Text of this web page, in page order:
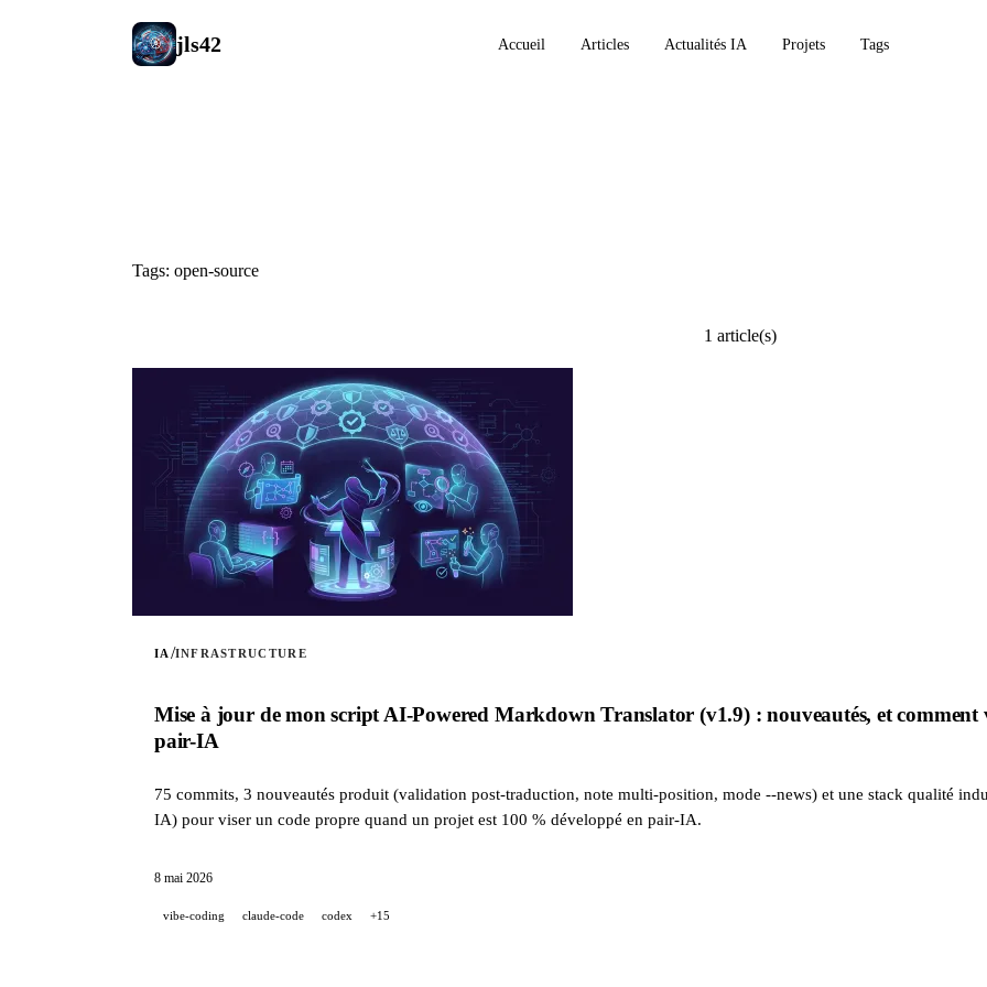
jls42 Accueil Articles Actualités IA Projets Tags
Tags: open-source
1 article(s)
IA /INFRASTRUCTURE
Mise à jour de mon script AI-Powered Markdown Translator (v1.9) : nouveautés, et comment
pair-IA
75 commits, 3 nouveautés produit (validation post-traduction, note multi-position, mode --news) et une stack qualité
IA) pour viser un code propre quand un projet est 100 % développé en pair-IA.
8 mai 2026
vibe-coding claude-code codex +15